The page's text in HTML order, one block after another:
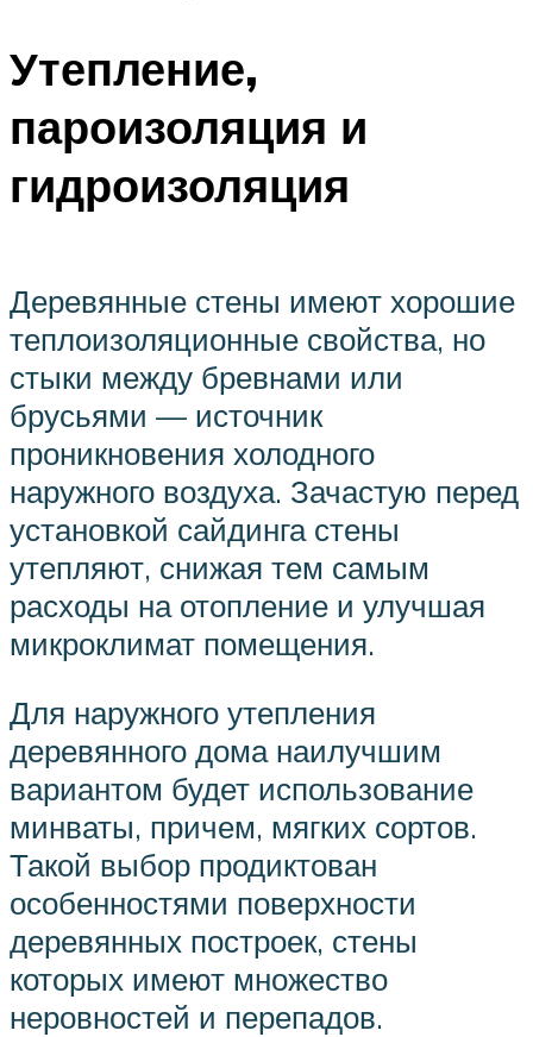
Утепление,
пароизоляция и
гидроизоляция
Деревянные стены имеют хорошие
теплоизоляционные свойства, но
стыки между бревнами или
брусьями — источник
проникновения холодного
наружного воздуха. Зачастую перед
установкой сайдинга стены
утепляют, снижая тем самым
расходы на отопление и улучшая
микроклимат помещения.
Для наружного утепления
деревянного дома наилучшим
вариантом будет использование
минваты, причем, мягких сортов.
Такой выбор продиктован
особенностями поверхности
деревянных построек, стены
которых имеют множество
неровностей и перепадов.